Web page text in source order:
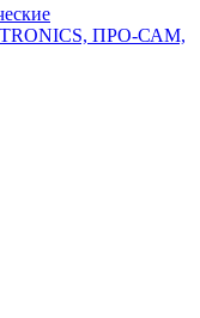
ПРО-САМ,